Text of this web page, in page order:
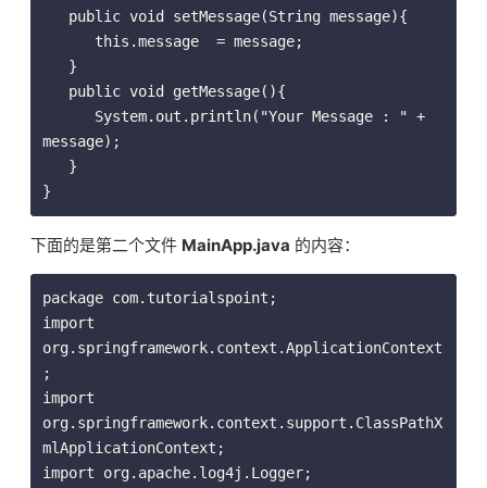
message);
}
下面的是第二个文件 MainApp.java 的内容：
package com.tutorialspoint;
import
org.springframework.context.ApplicationContext
;
import
org.springframework.context.support.ClassPathX
mlApplicationContext;
import org.apache.log4j.Logger;